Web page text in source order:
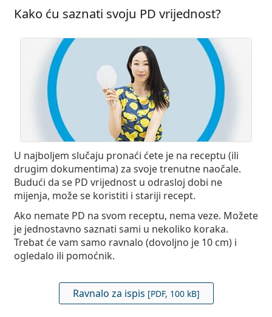
Persol
Sve marke sunčanih naočala
Kako ću saznati svoju PD vrijednost?
U najboljem slučaju pronaći ćete je na receptu (ili
drugim dokumentima) za svoje trenutne naočale.
Budući da se PD vrijednost u odrasloj dobi ne
mijenja, može se koristiti i stariji recept.
Ako nemate PD na svom receptu, nema veze. Možete
je jednostavno saznati sami u nekoliko koraka.
Trebat će vam samo ravnalo (dovoljno je 10 cm) i
ogledalo ili pomoćnik.
Ravnalo za ispis [PDF, 100 kB]